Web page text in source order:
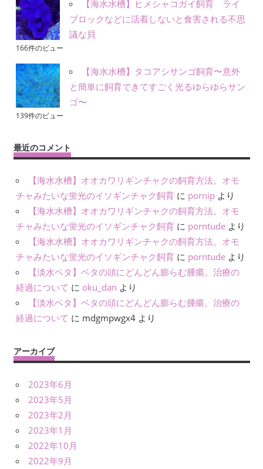
【海水水槽】ヒメシャコガイ飼育 ライ
ブロックなどに活着しないと食害される不思
議な貝
166件のビュー
【海水水槽】タコアシサンゴ飼育〜意外
と簡単に飼育できてすごく光るゆらゆらサン
ゴ〜
139件のビュー
最近のコメント
【海水水槽】オオカワリギンチャクの飼育方法。オモ
チャみたいな蛍光のイソギンチャク飼育 に pornip より
【海水水槽】オオカワリギンチャクの飼育方法。オモ
チャみたいな蛍光のイソギンチャク飼育 に porntude より
【海水水槽】オオカワリギンチャクの飼育方法。オモ
チャみたいな蛍光のイソギンチャク飼育 に porntude より
【淡水ベタ】ベタの頭にどんどん膨らむ腫瘍。治療の
経過について に oku_dan より
【淡水ベタ】ベタの頭にどんどん膨らむ腫瘍。治療の
経過について に mdgmpwgx4 より
アーカイブ
2023年6月
2023年5月
2023年2月
2023年1月
2022年10月
2022年9月